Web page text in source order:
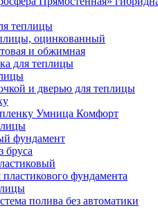
теплицы
оцинкованный
и обжимная
для теплицы
и дверью для теплицы
Умница Комфорт
фундамент
бруса
фундамента
полива без автоматики